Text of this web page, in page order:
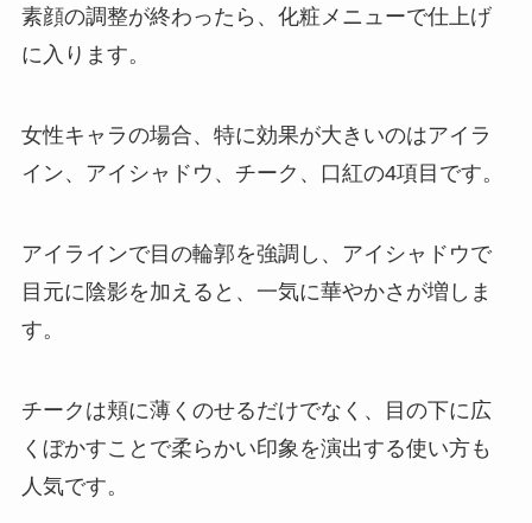
素顔の調整が終わったら、化粧メニューで仕上げ
に入ります。
女性キャラの場合、特に効果が大きいのはアイラ
イン、アイシャドウ、チーク、口紅の4項目です。
アイラインで目の輪郭を強調し、アイシャドウで
目元に陰影を加えると、一気に華やかさが増しま
す。
チークは頬に薄くのせるだけでなく、目の下に広
くぼかすことで柔らかい印象を演出する使い方も
人気です。